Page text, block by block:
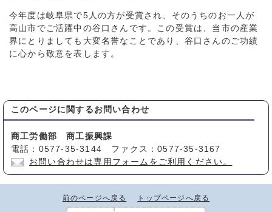
今年度は岐阜県で5人の方が受賞され、そのうちのお一人が
高山市でご活躍中の谷口さんです。この受賞は、当市の産業
界にとりましても大変名誉なことであり、谷口さんのご功績
に心から敬意を表します。
このページに関する お問い合わせ
商工労働部 商工振興課
電話：0577-35-3144 ファクス：0577-35-3167
お問い合わせは専用フォームをご利用ください。
前のページへ戻る トップページへ戻る